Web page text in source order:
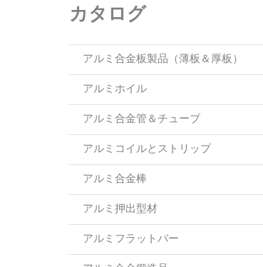
カタログ
アルミ合金板製品（薄板＆厚板）
アルミホイル
アルミ合金管＆チューブ
アルミコイルとストリップ
アルミ合金棒
アルミ押出型材
アルミフラットバー